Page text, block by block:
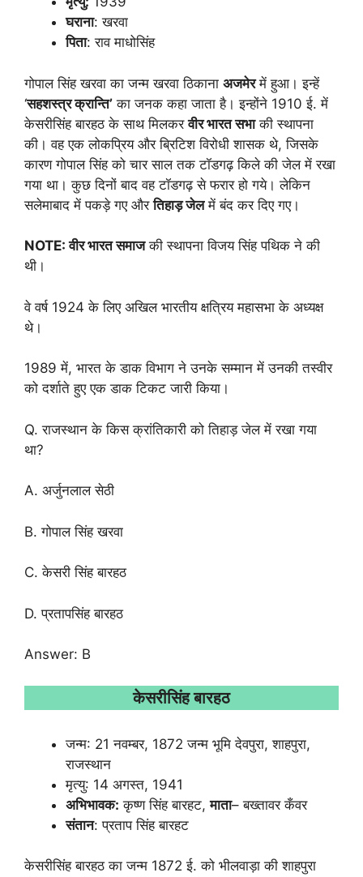
घराना: खरवा
पिता: राव माधोसिंह
गोपाल सिंह खरवा का जन्म खरवा ठिकाना अजमेरमें हुआ। इन्हें
‘सहशस्त्र क्रान्ति’ का जनक कहा जाता है। इन्होंने 1910 ई. में
केसरीसिंह बारहठ के साथ मिलकरवीर भारत सभाकी स्थापना
की। वह एक लोकप्रिय और ब्रिटिश विरोधी शासक थे, जिसके
कारण गोपाल सिंह को चार साल तक टॉडगढ़ किले की जेल में रखा
गया था। कुछ दिनों बाद वह टॉडगढ़ से फरार हो गये। लेकिन
सलेमाबाद में पकड़े गए औरतिहाड़ जेलमें बंद कर दिए गए।
NOTE:वीर भारत समाजकी स्थापना विजय सिंह पथिक ने की
थी।
वे वर्ष 1924 के लिए अखिल भारतीय क्षत्रिय महासभा के अध्यक्ष
थे।
1989 में, भारत के डाक विभाग ने उनके सम्मान में उनकी तस्वीर
को दर्शाते हुए एक डाक टिकट जारी किया।
Q. राजस्थान के किस क्रांतिकारी को तिहाड़ जेल में रखा गया
था?
A. अर्जुनलाल सेठी
B. गोपाल सिंह खरवा
C. केसरी सिंह बारहठ
D. प्रतापसिंह बारहठ
Answer: B
केसरीसिंह बारहठ
जन्म: 21 नवम्बर, 1872 जन्म भूमि देवपुरा, शाहपुरा,
राजस्थान
मृत्यु: 14 अगस्त, 1941
अभिभावक: कृष्ण सिंह बारहट,माता– बख्तावर कँवर
संतान: प्रताप सिंह बारहट
केसरीसिंह बारहठ का जन्म 1872 ई. को भीलवाड़ा की शाहपुरा